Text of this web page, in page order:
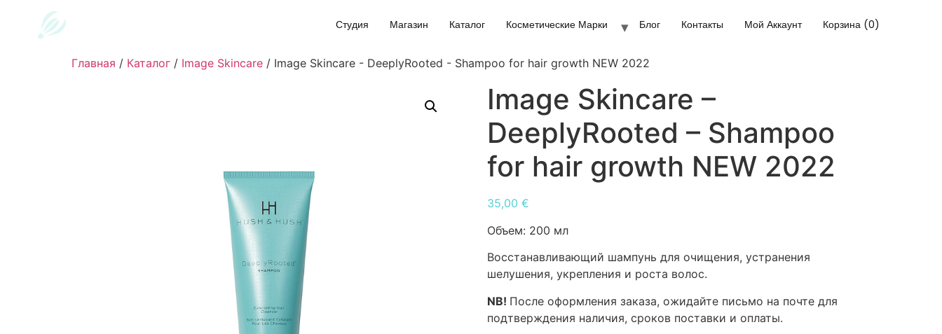
Студия Магазин Каталог Косметические Марки Блог Контакты Мой Аккаунт Корзина (0)
Главная / Каталог / Image Skincare / Image Skincare - DeeplyRooted - Shampoo for hair growth NEW 2022
Image Skincare –
DeeplyRooted – Shampoo
for hair growth NEW 2022
35,00 €
Объем: 200 мл
Восстанавливающий шампунь для очищения, устранения
шелушения, укрепления и роста волос.
NB! После оформления заказа, ожидайте письмо на почте для
подтверждения наличия, сроков поставки и оплаты.